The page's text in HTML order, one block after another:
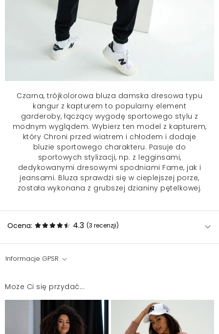
Czarna, trójkolorowa bluza damska dresowa typu
kangur z kapturem to popularny element
garderoby, łączący wygodę sportowego stylu z
modnym wyglądem. Wybierz ten model z kapturem,
który Chroni przed wiatrem i chłodem i dodaje
bluzie sportowego charakteru. Pasuje do
sportowych stylizacji, np. z legginsami,
dedykowanymi dresowymi spodniami Fame, jak i
jeansami. Bluza sprawdzi się w cieplejszej porze,
została wykonana z grubszej dzianiny pętelkowej.
Ocena: 4.3 (3 recenzji)
Agnieszka
Wspaniała jakość! Doskonale odszyte!
2025-04-8
Informacje GPSR
Może Ci się przydać...